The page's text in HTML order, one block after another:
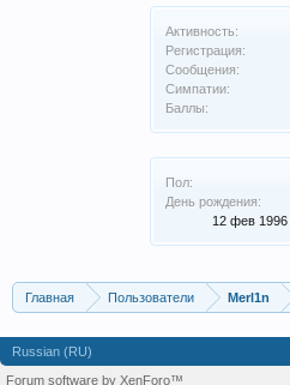
Активность:
Регистрация:
Сообщения:
Симпатии:
Баллы:
Пол:
День рождения:
12 фев 1996
Главная Пользователи Merl1n
Russian (RU)
Forum software by XenForo™